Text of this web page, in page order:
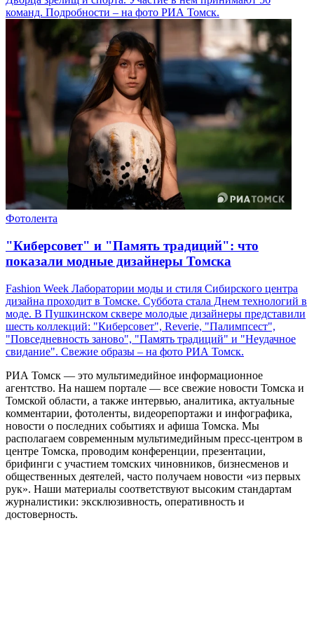
команд. Подробности – на фото РИА Томск.
Фотолента
"Киберсовет" и "Память традиций": что
показали модные дизайнеры Томска
Fashion Week Лаборатории моды и стиля Сибирского центра
дизайна проходит в Томске. Суббота стала Днем технологий в
моде. В Пушкинском сквере молодые дизайнеры представили
шесть коллекций: "Киберсовет", Reverie, "Палимпсест",
"Повседневность заново", "Память традиций" и "Неудачное
свидание". Свежие образы – на фото РИА Томск.
РИА Томск — это мультимедийное информационное
агентство. На нашем портале — все свежие новости Томска и
Томской области, а также интервью, аналитика, актуальные
комментарии, фотоленты, видеорепортажи и инфографика,
новости о последних событиях и афиша Томска. Мы
располагаем современным мультимедийным пресс-центром в
центре Томска, проводим конференции, презентации,
брифинги с участием томских чиновников, бизнесменов и
общественных деятелей, часто получаем новости «из первых
рук». Наши материалы соответствуют высоким стандартам
журналистики: эксклюзивность, оперативность и
достоверность.